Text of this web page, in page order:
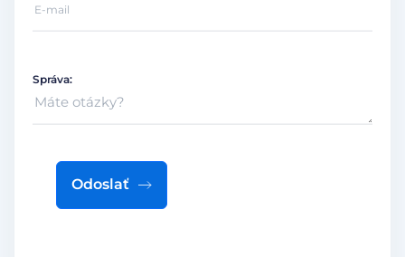
Správa:
Odoslať